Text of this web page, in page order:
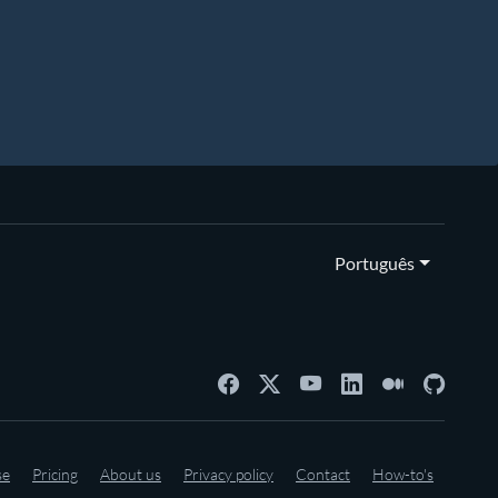
Português
Pricing About us Privacy policy Contact How-to's